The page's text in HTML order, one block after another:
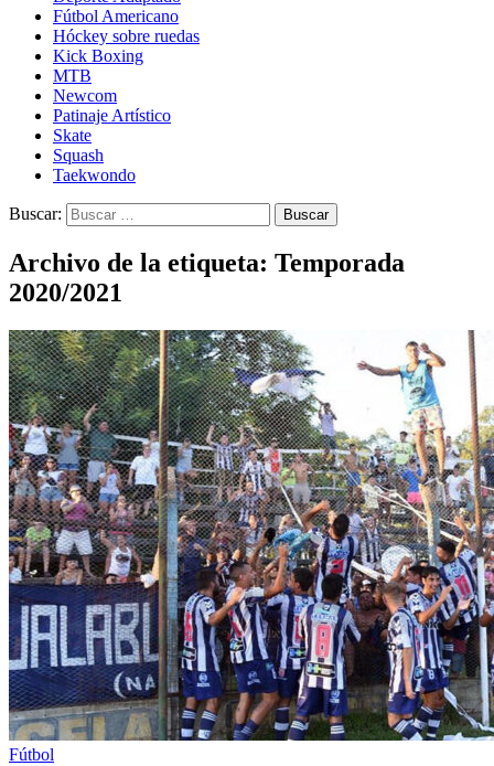
Fútbol Americano
Hóckey sobre ruedas
Kick Boxing
MTB
Newcom
Patinaje Artístico
Skate
Squash
Taekwondo
Buscar:
Archivo de la etiqueta: Temporada
2020/2021
Fútbol